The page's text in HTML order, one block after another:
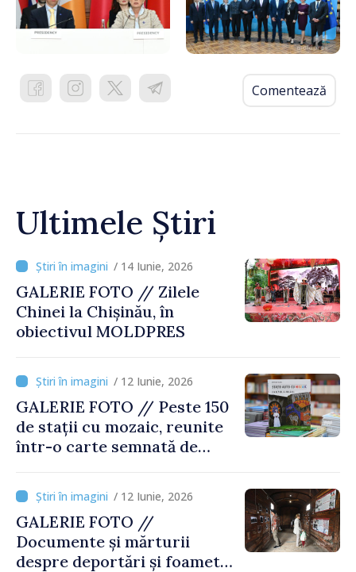
Comentează
Ultimele Știri
/ 14 Iunie, 2026
GALERIE FOTO // Zilele
Chinei la Chișinău, în
obiectivul MOLDPRES
/ 12 Iunie, 2026
GALERIE FOTO // Peste 150
de stații cu mozaic, reunite
într-o carte semnată de
/ 12 Iunie, 2026
GALERIE FOTO //
Documente și mărturii
despre deportări și foamete,